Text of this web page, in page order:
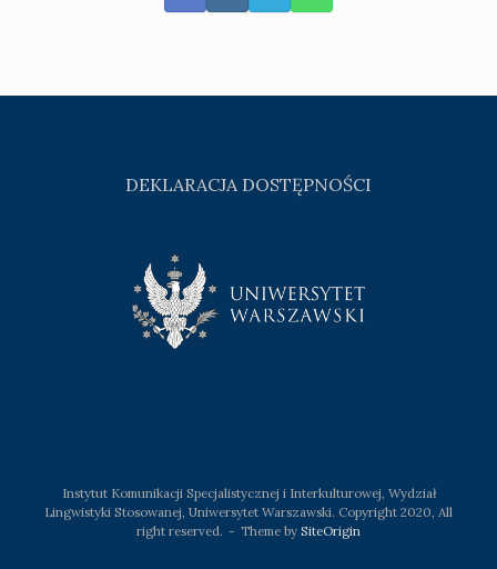
DEKLARACJA DOSTĘPNOŚCI
Instytut Komunikacji Specjalistycznej i Interkulturowej, Wydział
Lingwistyki Stosowanej, Uniwersytet Warszawski. Copyright 2020, All
right reserved.
Theme by SiteOrigin